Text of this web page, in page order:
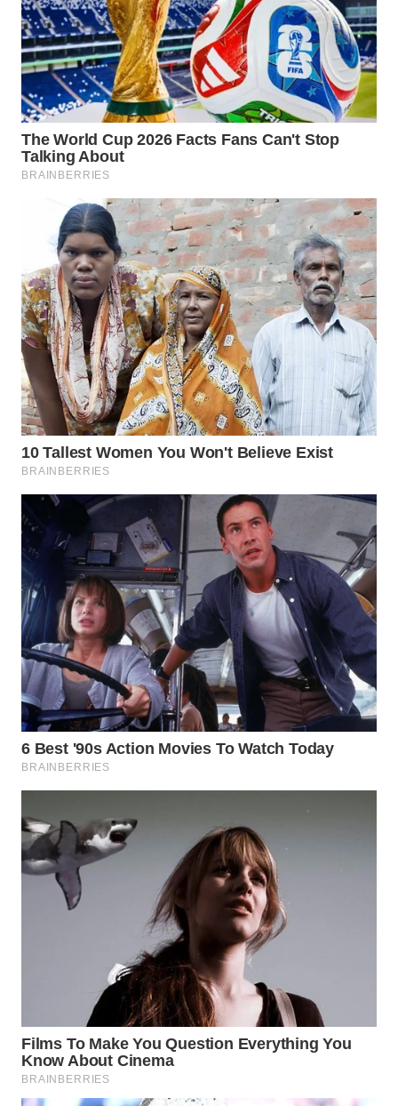
MANDALIKA
WN
LIKUPANG
WN
LABUANBAJO
BORNEO
Media
Group
WAHANA
NEWS
WAHANA
TANI
WAHANA
ADVOKAT
INFRASTRUKTUR
WAHANA
KONSUMEN
WAHANA
LISTRIK
WAHANA
WAHANANEWS
ID
WAHANANEWS
WAHANA
SPORT